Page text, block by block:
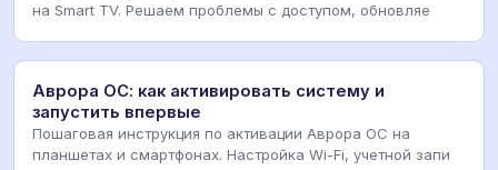
на Smart TV. Решаем проблемы с доступом, обновляе
Аврора ОС: как активировать систему и
запустить впервые
Пошаговая инструкция по активации Аврора ОС на
планшетах и смартфонах. Настройка Wi-Fi, учетной запи